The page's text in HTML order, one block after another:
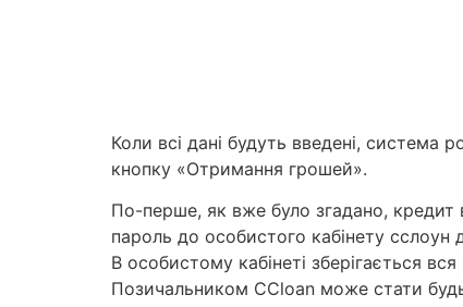
Коли всі дані будуть введені, система
кнопку «Отримання грошей».
По-перше, як вже було згадано, кредит
пароль до особистого кабінету
В особистому кабінеті зберігається
Позичальником CCloan може стати